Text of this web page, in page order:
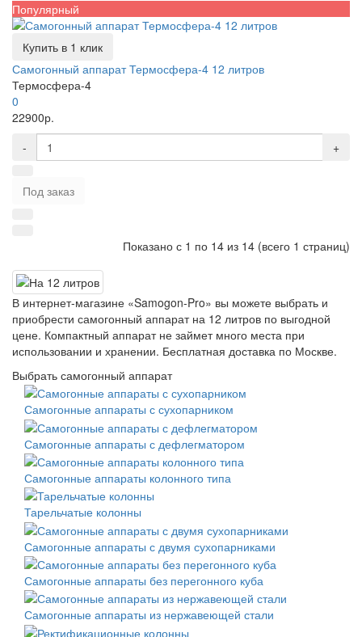
Популярный
Купить в 1 клик
Самогонный аппарат Термосфера-4 12 литров
Термосфера-4
0
22900р.
-
+
Под заказ
Показано с 1 по 14 из 14 (всего 1 страниц)
В интернет-магазине «Samogon-Pro» вы можете выбрать и
приобрести самогонный аппарат на 12 литров по выгодной
цене. Компактный аппарат не займет много места при
использовании и хранении. Бесплатная доставка по Москве.
Выбрать самогонный аппарат
Самогонные аппараты с сухопарником
Самогонные аппараты с дефлегматором
Самогонные аппараты колонного типа
Тарельчатые колонны
Самогонные аппараты с двумя сухопарниками
Самогонные аппараты без перегонного куба
Самогонные аппараты из нержавеющей стали